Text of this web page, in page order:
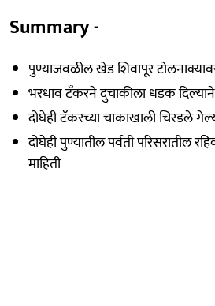
Summary -
पुण्याजवळील खेड शिवापूर
भरधाव टँकरने दुचाकीला धडक
दोघेही टँकरच्या चाकाखाली चिरडले
दोघेही पुण्यातील पर्वती परिसरातील
माहिती